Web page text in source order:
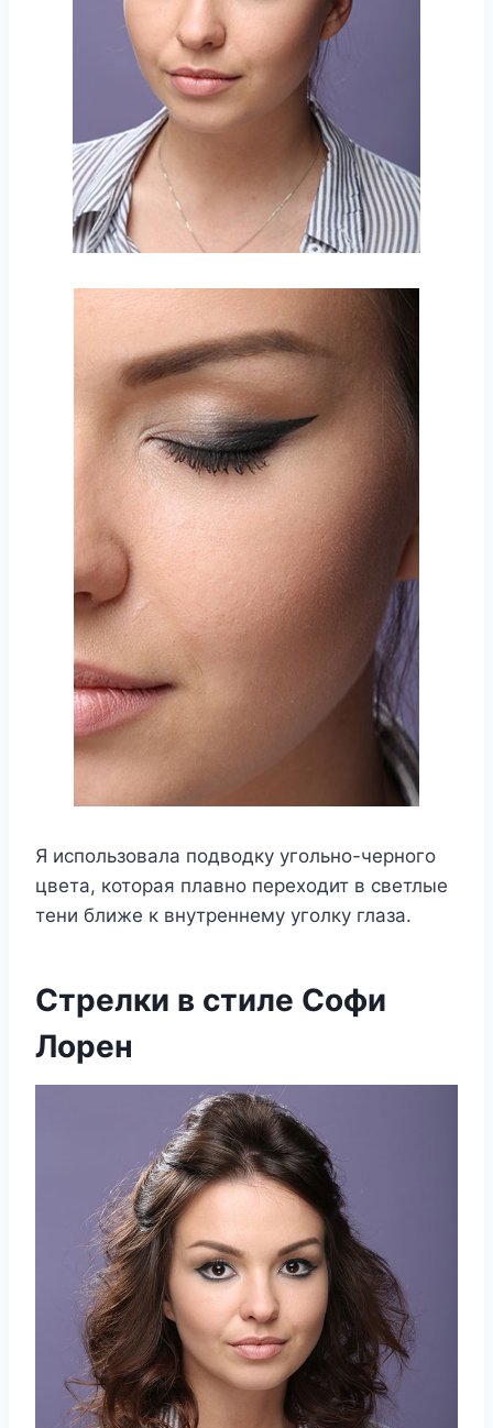
Я использовала подводку угольно-черного
цвета, которая плавно переходит в светлые
тени ближе к внутреннему уголку глаза.
Стрелки в стиле Софи
Лорен